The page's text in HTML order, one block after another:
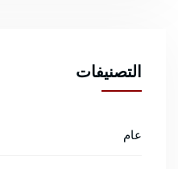
التصنيفات
عام